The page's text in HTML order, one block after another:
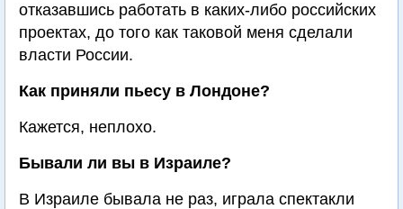
отказавшись работать в каких-либо российских
проектах, до того как таковой меня сделали
власти России.
Как приняли пьесу в Лондоне?
Кажется, неплохо.
Бывали ли вы в Израиле?
В Израиле бывала не раз, играла спектакли